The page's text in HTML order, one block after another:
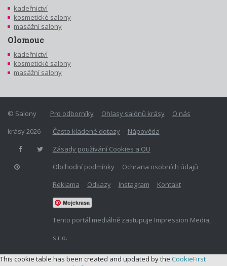
kadeřnictví
kosmetické salony
masážní salony
Olomouc
kadeřnictví
kosmetické salony
masážní salony
Pro odborníky Ohlasy salónů krásy
O nás
Často kladené dotazy
Nápověda
Zásady používání Cookies a OU
Obchodní podmínky
Ochrana osobních údajů
Reklama
Odkazy Instagram Kontakt
Mojekrasa
Tento portál mediálně zastupuje Impression Media,
s.r.o.
© Salony
krásy 2026
This cookie table has been created and updated by the CookieFirst